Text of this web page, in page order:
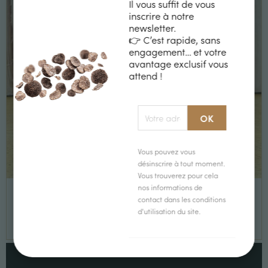
Huile de tournesol arôme truffe blanche
Il vous suffit de vous
inscrire à notre
newsletter.
👉 C’est rapide, sans
engagement… et votre
avantage exclusif vous
attend !
Vous pouvez vous
désinscrire à tout moment.
Vous trouverez pour cela
nos informations de
contact dans les conditions
d'utilisation du site.